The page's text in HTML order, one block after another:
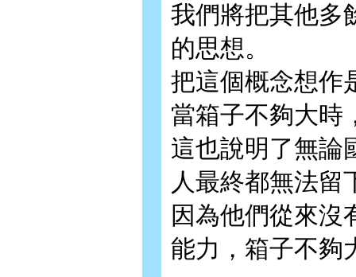
我們將把其他多
的思想。
把這個概念想作
當箱子不夠大時
這也說明了無論
人最終都無法留
因為他們從來沒
能力，箱子不夠